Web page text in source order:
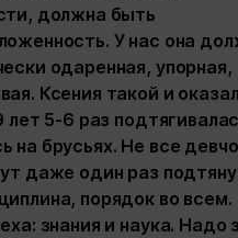
должна быть
У нас она
одаренная, упорная,
Ксения такой и
лет 5-6 раз
на брусьях. Не все
даже один раз
порядок во всем.
знания и наука. Надо